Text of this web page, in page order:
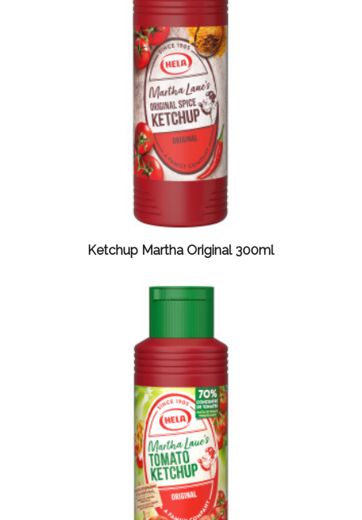
Ketchup Martha Original 300ml